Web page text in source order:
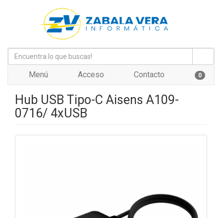
Menú Acceso Contacto 0
Hub USB Tipo-C Aisens A109-
0716/ 4xUSB